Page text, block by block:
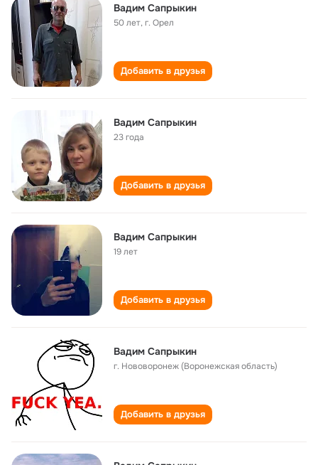
Вадим Сапрыкин
50 лет,г. Орел
Добавить в друзья
Вадим Сапрыкин
23 года
Добавить в друзья
Вадим Сапрыкин
19 лет
Добавить в друзья
Вадим Сапрыкин
г. Нововоронеж (Воронежская область)
Добавить в друзья